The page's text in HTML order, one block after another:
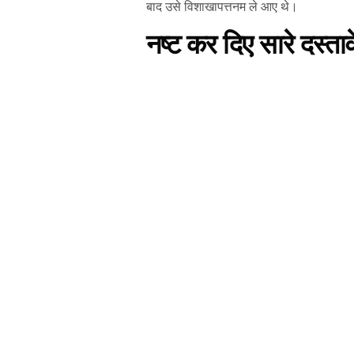
बाद उसे विशाखापत्तनम ले आए थे।
नष्ट कर दिए सारे